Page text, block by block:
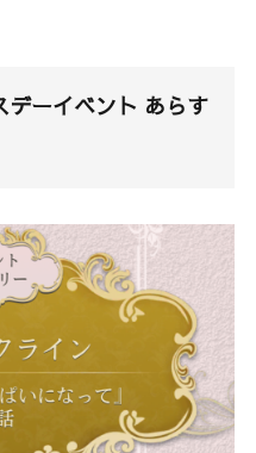
ーイベント あらす